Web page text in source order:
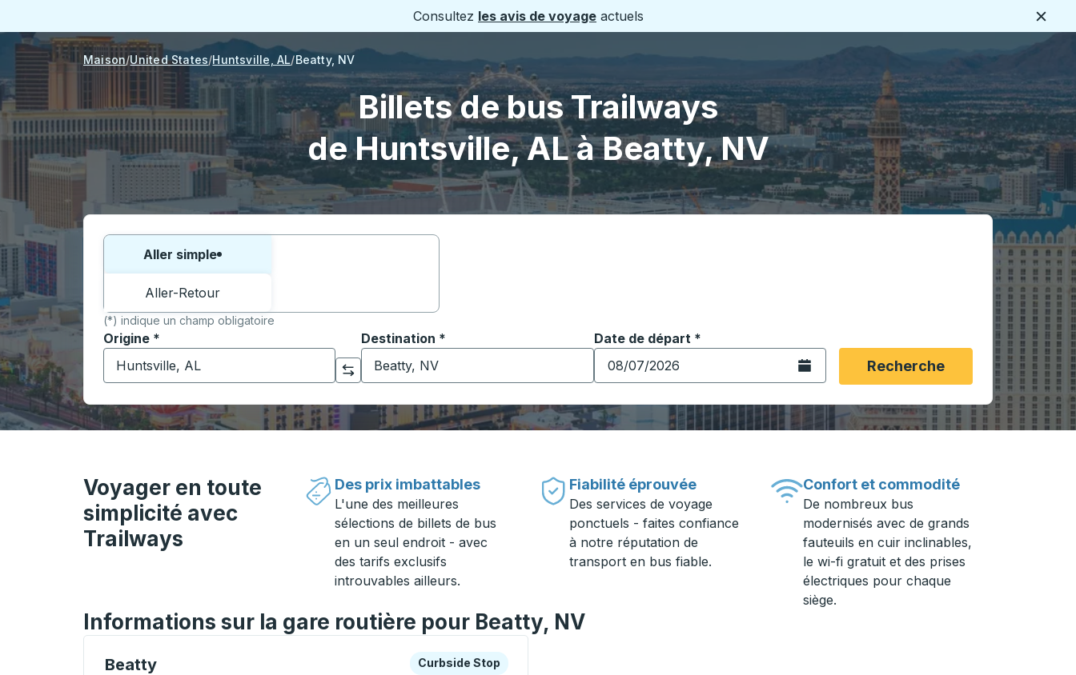
Consultez les avis de voyage actuels
Maison United States Huntsville, AL Beatty, NV
Billets de bus Trailways
de Huntsville, AL à Beatty, NV
Choisissez un sens ou un aller-retour:
Aller simple
Aller-Retour
(*) indique un champ obligatoire
Origine *
Commencez à saisir la ville d'origine pour ouvrir les options de localisation, puis utilisez les touches fléchées pour accéder à la ville d'origine souhaitée, puis
Cliquez pour changer vos sélections d'origine et de destination
Destination *
Commencez à saisir la ville de destination pour ouvrir les options de localisation, puis utilisez les touches fléchées
Date de départ *
Tapez la date au format date Barre oblique du mois à 2 chiffres Barre
Ouvrez le calendrier.Recherche
Voyager en toute
simplicité avec
Trailways
Des prix imbattables
L'une des meilleures
sélections de billets de bus
en un seul endroit - avec
des tarifs exclusifs
introuvables ailleurs.
Fiabilité éprouvée
Des services de voyage
ponctuels - faites confiance
à notre réputation de
transport en bus fiable.
Confort et commodité
De nombreux bus
modernisés avec de grands
fauteuils en cuir inclinables,
le wi-fi gratuit et des prises
électriques pour chaque
siège.
Informations sur la gare routière pour Beatty, NV
Beatty
Curbside Stop, utilisez les touches fléchées ou la touche Tab pour en savoir plus sur cette gare routière
Curbside Stop
Curbside Stop